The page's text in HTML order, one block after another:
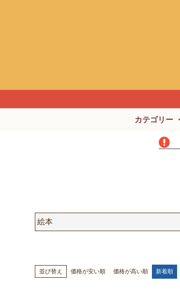
カテゴリー
絵本
並び替え 価格が安い順 価格が高い順 新着順